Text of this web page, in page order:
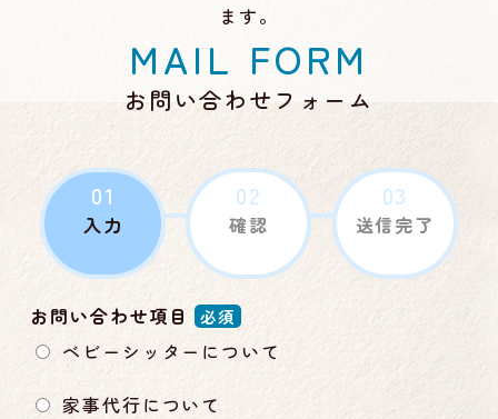
ます。
MAIL FORM
お問い合わせフォーム
01
入力
02
確認
03
送信完了
お問い合わせ項目 必須
ベビーシッターについて
家事代行について